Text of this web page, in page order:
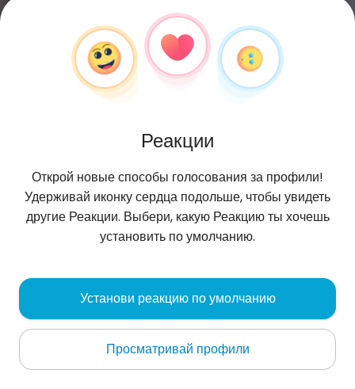
Granat83r
Olsztyn
Zapoznam miłą-skromną dziewczynę .
Реакции
Открой новые способы голосования за профили!
Удерживай иконку сердца подольше, чтобы увидеть
другие Реакции. Выбери, какую Реакцию ты хочешь
установить по умолчанию.
Установи реакцию по умолчанию
Просматривай профили